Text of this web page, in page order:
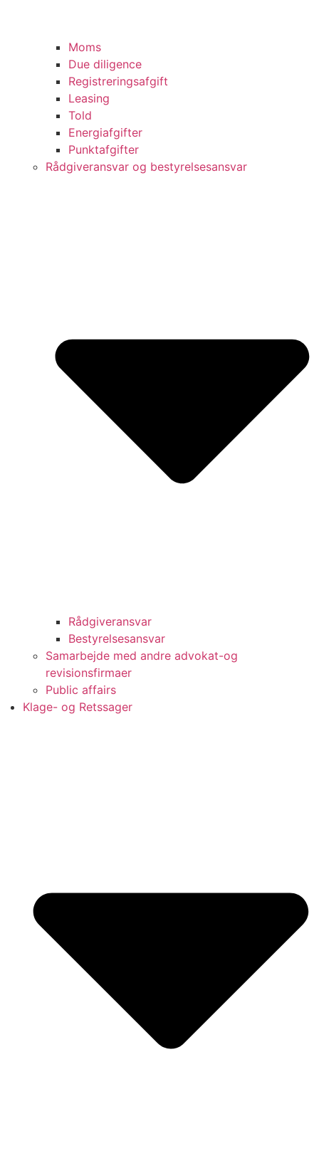
Moms
Due diligence
Registreringsafgift
Leasing
Told
Energiafgifter
Punktafgifter
Rådgiveransvar og bestyrelsesansvar
Rådgiveransvar
Bestyrelsesansvar
Samarbejde med andre advokat-og
revisionsfirmaer
Public affairs
Klage- og Retssager